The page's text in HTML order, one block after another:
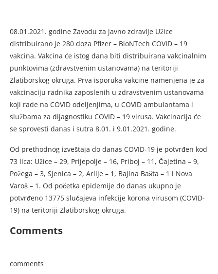
08.01.2021. godine Zavodu za javno zdravlje Užice
distribuirano je 280 doza Pfizer – BioNTech COVID – 19
vakcina. Vakcina će istog dana biti distribuirana vakcinalnim
punktovima (zdravstvenim ustanovama) na teritoriji
Zlatiborskog okruga. Prva isporuka vakcine namenjena je za
vakcinaciju radnika zaposlenih u zdravstvenim ustanovama
koji rade na COVID odeljenjima, u COVID ambulantama i
službama za dijagnostiku COVID – 19 virusa. Vakcinacija će
se sprovesti danas i sutra 8.01. i 9.01.2021. godine.
Od prethodnog izveštaja do danas COVID-19 je potvrđen kod
73 lica: Užice – 29, Prijepolje – 16, Priboj – 11, Čajetina – 9,
Požega – 3, Sjenica – 2, Arilje – 1, Bajina Bašta – 1 i Nova
Varoš – 1. Od početka epidemije do danas ukupno je
potvrđeno 13775 slučajeva infekcije korona virusom (COVID-
19) na teritoriji Zlatiborskog okruga.
Comments
comments